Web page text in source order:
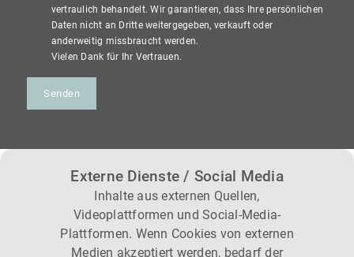
vertraulich behandelt. Wir garantieren, dass Ihre persönlichen
Daten nicht an Dritte weitergegeben, verkauft oder
anderweitig missbraucht werden.
Vielen Dank für Ihr Vertrauen.
Senden
Externe Dienste / Social Media
Inhalte aus externen Quellen,
Videoplattformen und Social-Media-
Plattformen. Wenn Cookies von externen
Medien akzeptiert werden, bedarf der